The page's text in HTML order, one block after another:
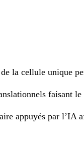
la cellule unique
faisant
appuyés par l’IA